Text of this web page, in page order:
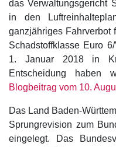
das Verwaltungsgericht
in den
ganzjähriges Fahrverbot
Schadstoffklasse Euro
1. Januar 2018 in
Entscheidung
Blogbeitrag vom 10.
Das Land Baden-
Sprungrevision zum
eingelegt. Das